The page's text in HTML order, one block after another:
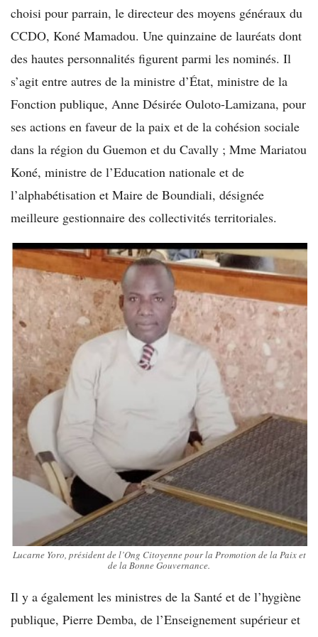
choisi pour parrain, le directeur des moyens généraux du
CCDO, Koné Mamadou. Une quinzaine de lauréats dont
des hautes personnalités figurent parmi les nominés. Il
s’agit entre autres de la ministre d’État, ministre de la
Fonction publique, Anne Désirée Ouloto-Lamizana, pour
ses actions en faveur de la paix et de la cohésion sociale
dans la région du Guemon et du Cavally ; Mme Mariatou
Koné, ministre de l’Education nationale et de
l’alphabétisation et Maire de Boundiali, désignée
meilleure gestionnaire des collectivités territoriales.
Lucarne Yoro, président de l’Ong Citoyenne pour la Promotion de la Paix et
de la Bonne Gouvernance.
Il y a également les ministres de la Santé et de l’hygiène
publique, Pierre Demba, de l’Enseignement supérieur et